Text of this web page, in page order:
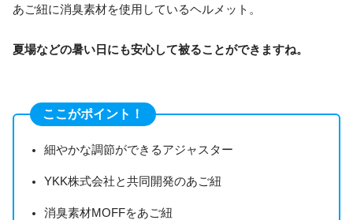
あご紐に消臭素材を使用しているヘルメット。
夏場などの暑い日にも安心して被ることができますね。
ここがポイント！
細やかな調節ができるアジャスター
YKK株式会社と共同開発のあご紐
消臭素材MOFFをあご紐